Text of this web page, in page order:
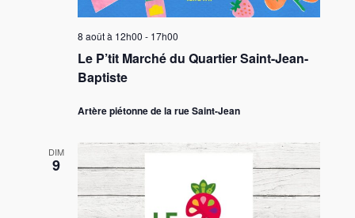
Le P’tit Marché du Quartier Saint-Jean-
Baptiste
8 août à 12h00 - 17h00
Artère piétonne de la rue Saint-Jean
DIM
9